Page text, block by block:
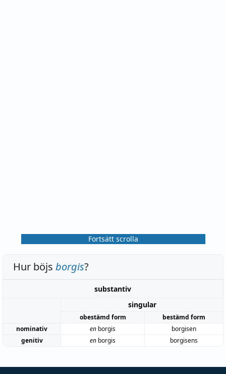
Fortsätt scrolla
Hur böjs borgis?
substantiv
singular
obestämd form
bestämd form
nominativ
en borgis
borgisen
genitiv
en borgis borgisens